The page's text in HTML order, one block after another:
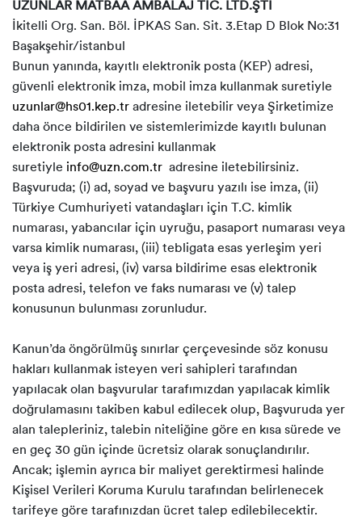
UZUNLAR MATBAA AMBALAJ TİC. LTD.ŞTI
İkitelli Org. San. Böl. İPKAS San. Sit. 3.Etap D Blok No:31
Başakşehir/istanbul
Bunun yanında, kayıtlı elektronik posta (KEP) adresi,
güvenli elektronik imza, mobil imza kullanmak suretiyle
uzunlar@hs01.kep.tr adresine iletebilir veya Şirketimize
daha önce bildirilen ve sistemlerimizde kayıtlı bulunan
elektronik posta adresini kullanmak
suretiyle info@uzn.com.tr adresine iletebilirsiniz.
Başvuruda; (i) ad, soyad ve başvuru yazılı ise imza, (ii)
Türkiye Cumhuriyeti vatandaşları için T.C. kimlik
numarası, yabancılar için uyruğu, pasaport numarası veya
varsa kimlik numarası, (iii) tebligata esas yerleşim yeri
veya iş yeri adresi, (iv) varsa bildirime esas elektronik
posta adresi, telefon ve faks numarası ve (v) talep
konusunun bulunması zorunludur.
Kanun’da öngörülmüş sınırlar çerçevesinde söz konusu
hakları kullanmak isteyen veri sahipleri tarafından
yapılacak olan başvurular tarafımızdan yapılacak kimlik
doğrulamasını takiben kabul edilecek olup, Başvuruda yer
alan talepleriniz, talebin niteliğine göre en kısa sürede ve
en geç 30 gün içinde ücretsiz olarak sonuçlandırılır.
Ancak; işlemin ayrıca bir maliyet gerektirmesi halinde
Kişisel Verileri Koruma Kurulu tarafından belirlenecek
tarifeye göre tarafınızdan ücret talep edilebilecektir.